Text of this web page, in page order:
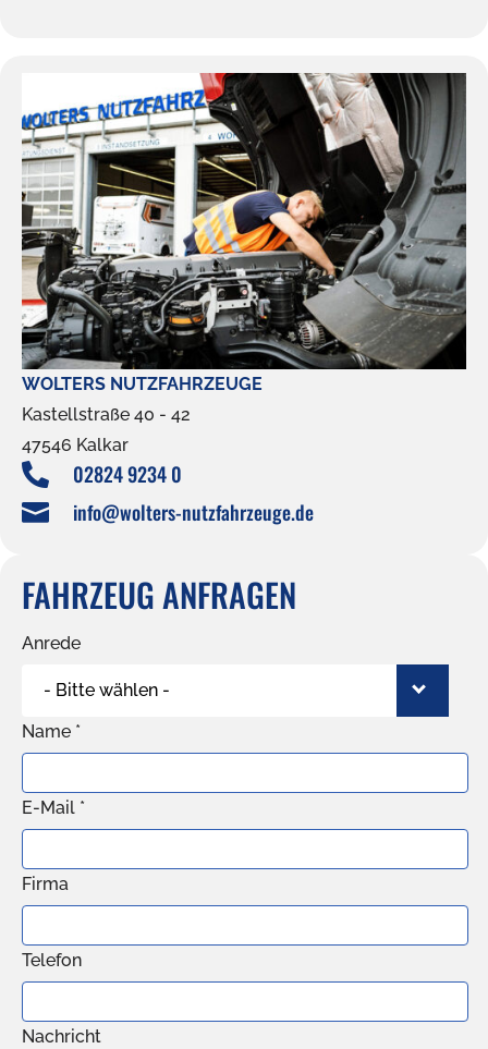
WOLTERS NUTZFAHRZEUGE
Kastellstraße 40 - 42
47546 Kalkar
 02824 9234 0
 info@wolters-nutzfahrzeuge.de
FAHRZEUG ANFRAGEN
Anrede
- Bitte wählen -
Name *
E-Mail *
Firma
Telefon
Nachricht